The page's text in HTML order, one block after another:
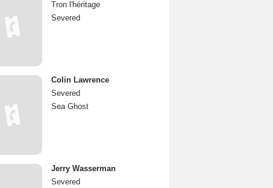
Tron l'héritage
Severed
Colin Lawrence
Severed
Sea Ghost
Jerry Wasserman
Severed